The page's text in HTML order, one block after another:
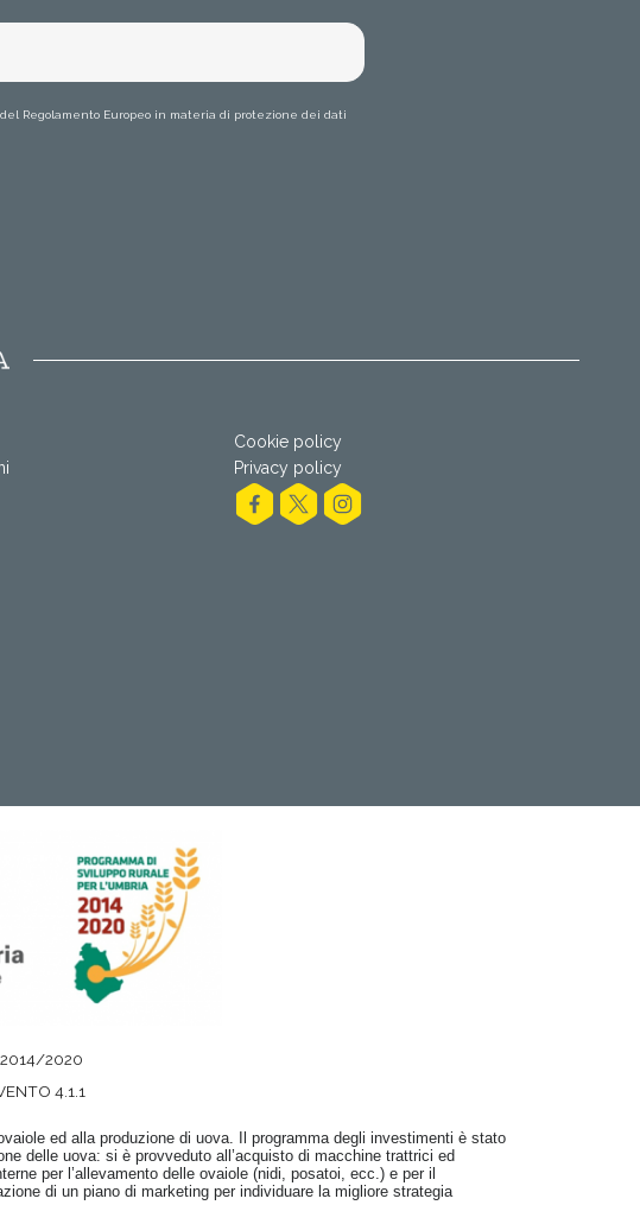
Regolamento Europeo in materia di protezione dei dati
Cookie policy
Privacy policy
2014/2020
4.1.1
ed alla produzione di uova. Il programma degli investimenti è stato
delle uova: si è provveduto all’acquisto di macchine trattrici ed
per l’allevamento delle ovaiole (nidi, posatoi, ecc.) e per il
di un piano di marketing per individuare la migliore strategia